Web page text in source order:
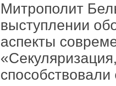
Митрополит
выступлении
аспекты